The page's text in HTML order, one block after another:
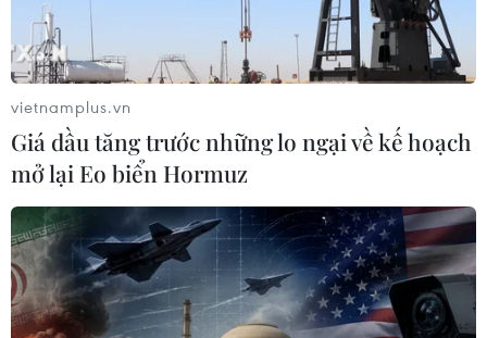
TIN CÙNG CHUYÊN MỤC
Tây Ban Nha triệt phá đường dây
buôn người xuyên Địa Trung Hải
07/08/2026 12:13
vietnamplus.vn
Giá dầu tăng trước những lo ngại về kế hoạch
mở lại Eo biển Hormuz